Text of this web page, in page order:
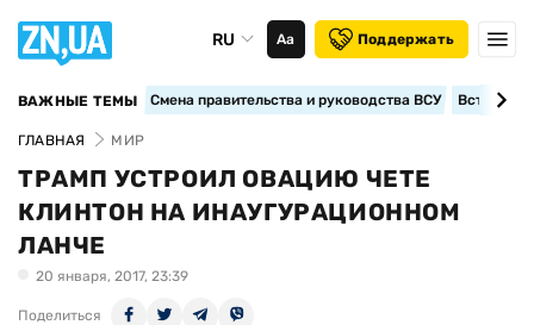
RU Аа Поддержать
ВАЖНЫЕ ТЕМЫ Смена правительства и руководства ВСУ
ГЛАВНАЯ МИР
ТРАМП УСТРОИЛ ОВАЦИЮ ЧЕТЕ
КЛИНТОН НА ИНАУГУРАЦИОННОМ
ЛАНЧЕ
20 января, 2017, 23:39
Поделиться